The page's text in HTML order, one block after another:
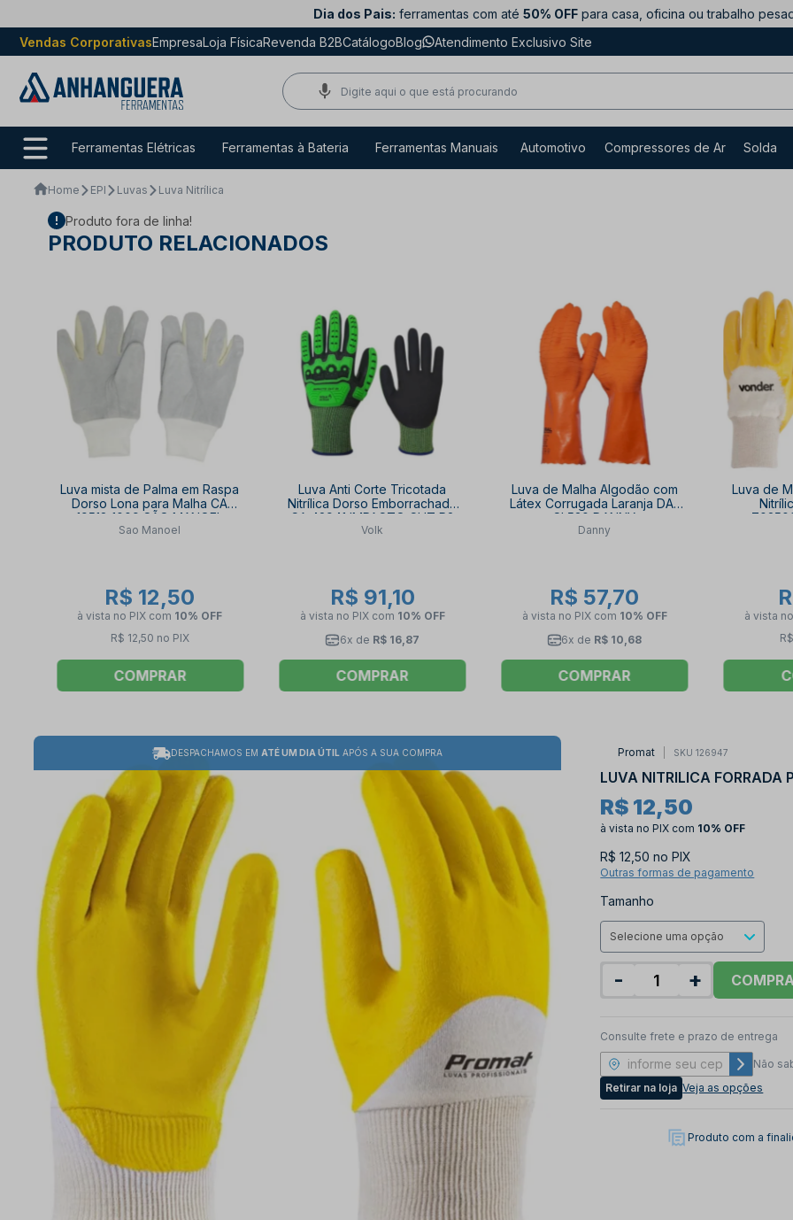
Dia dos Pais: ferramentas com até 50% OFF para casa, oficina ou trabalho
Vendas CorporativasEmpresaLoja FísicaRevenda B2BCatálogoBlog Atendimento Exclusivo Site
Ferramentas Elétricas Ferramentas à Bateria Ferramentas Manuais Automotivo Compressores de Ar Solda
Home EPI Luvas Luva Nitrílica
Produto fora de linha!
PRODUTO RELACIONADOS
Luva mista de Palma em Raspa
Dorso Lona para Malha CA
19518 1009 SÃO MANOEL
Sao Manoel
R$ 12,50
à vista no PIX com 10% OFF
R$ 12,50 no PIX
COMPRAR
Luva Anti Corte Tricotada
Nitrílica Dorso Emborrachado
CA 42941 IMPACTO CUT R2
VOLK
Volk
R$ 91,10
à vista no PIX com 10% OFF
6x de R$ 16,87
COMPRAR
Luva de Malha Algodão com
Látex Corrugada Laranja DA-
SL530 DANNY
Danny
R$ 57,70
à vista no PIX com 10% OFF
6x de R$ 10,68
COMPRAR
Luva de
à vista
DESPACHAMOS EM ATÉ UM DIA ÚTILAPÓS A SUA COMPRA Promat SKU 126947
LUVA NITRILICA
R$ 12,50
à vista no PIX com 10% OFF
R$ 12,50 no PIX
Outras formas de pagamento
Tamanho
- +
Consulte frete e prazo de entrega
Não
Retirar na loja Veja as opções
Produto com a